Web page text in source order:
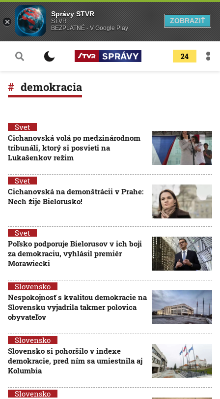
24
demokracia
Svet
Cichanovská volá po medzinárodnom
tribunáli, ktorý si posvieti na
Lukašenkov režim
Svet
Cichanovská na demonštrácii v Prahe:
Nech žije Bielorusko!
Svet
Poľsko podporuje Bielorusov v ich boji
za demokraciu, vyhlásil premiér
Morawiecki
Slovensko
Nespokojnosť s kvalitou demokracie na
Slovensku vyjadrila takmer polovica
obyvateľov
Slovensko
Slovensko si pohoršilo v indexe
demokracie, pred ním sa umiestnila aj
Kolumbia
Slovensko
Správy STVR
STVR
BEZPLATNÉ - V Google Play
ZOBRAZIŤ